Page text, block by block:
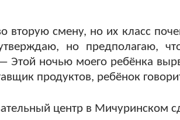
вторую смену, но их класс
но предполагаю,
Этой ночью моего ребёнка
продуктов, ребёнок
центр в Мичуринском